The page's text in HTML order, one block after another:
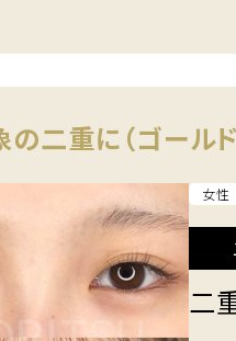
二重に（ゴールド
女性
二